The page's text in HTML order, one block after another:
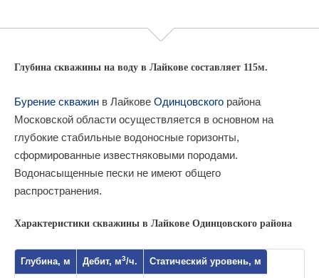
Глубина скважины на воду в Лайкове составляет 115м.
Бурение скважин в Лайкове Одинцовского района
Московской области осуществляется в основном на
глубокие стабильные водоносные горизонты,
сформированные известняковыми породами.
Водонасыщенные пески не имеют общего
распространения.
Характеристики скважины в Лайкове Одинцовского района
Глубина, м Дебит, м3/ч. Статический уровень, м